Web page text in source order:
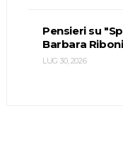
Pensieri su
Barbara Riboni
LUG 30, 2026